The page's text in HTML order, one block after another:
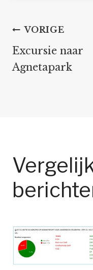
Bericht
navigatie
VORIGE
Excursie naar
Agnetapark